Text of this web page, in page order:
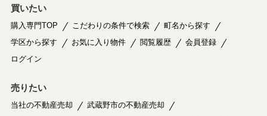
買いたい
購入専門TOP こだわりの条件で検索
町名から探す
学区から探す
お気に入り物件 閲覧履歴
会員登録
ログイン
売りたい
当社の不動産売却
武蔵野市の不動産売却